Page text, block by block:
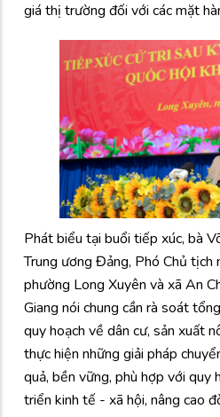
giá thị trường đối với các mặt
Phát biểu tại buổi tiếp xúc, bà
Trung ương Đảng, Phó Chủ tịch
phường Long Xuyên và xã An
Giang nói chung cần rà soát
quy hoạch về dân cư, sản xuất
thực hiện những giải pháp
quả, bền vững, phù hợp với quy
triển kinh tế - xã hội, nâng cao